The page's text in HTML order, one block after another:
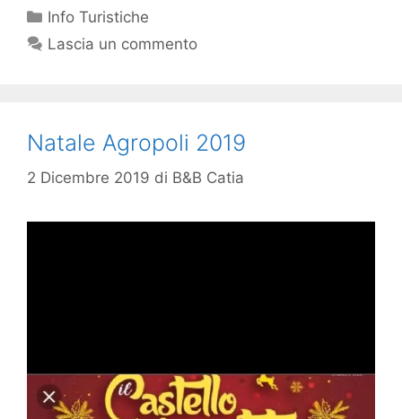
Info Turistiche
Lascia un commento
Natale Agropoli 2019
2 Dicembre 2019 di B&B Catia